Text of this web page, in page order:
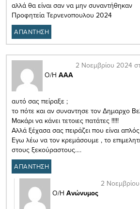
αλλά θα είναι σαν να μην συναντήθηκαν
Προφητεία Τερνενοπουλου 2024
ΑΠΑΝΤΗΣΗ
Ο/Η ΑΑΑ
2 Νοεμβρίου 2024
αυτό σας πείραξε ;
το πότε και αν συναντησε τον Δημαρχο
Μακάρι να κάνει τετοιες πατάτες !!!!!
Αλλά ξέχασα σας πειράζει που είναι
Εγω λέω να τον κρεμάσουμε , το
στους ξεκούραστους….
ΑΠΑΝΤΗΣΗ
Ο/Η Ανώνυμος
2